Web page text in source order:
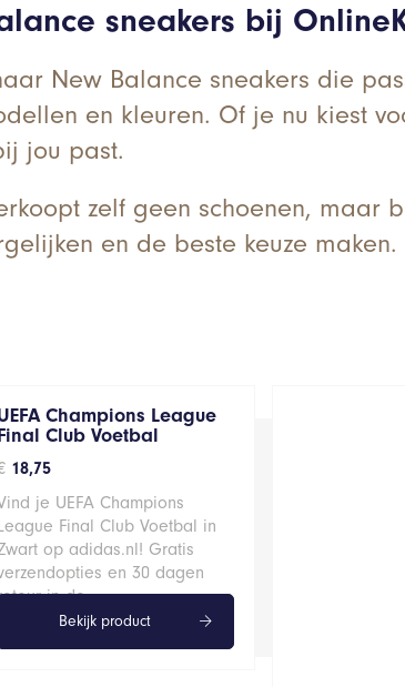
sneakers bij
New Balance sneakers die
en kleuren. Of je nu kiest
jou past.
zelf geen schoenen, maar
en de beste keuze
Champions League
Club Voetbal
18,75
je UEFA Champions
League Final Club Voetbal in
op adidas.nl! Gratis
en 30 dagen
in de…
Bekijk product